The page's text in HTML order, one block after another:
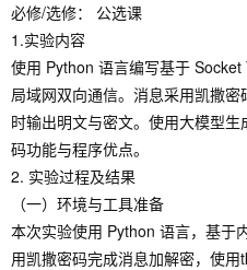
必修/选修： 公选课
1.实验内容
使用 Python 语言编写基于
局域网双向通信。消息采用凯撒
时输出明文与密文。使用大模型
码功能与程序优点。
2. 实验过程及结果
（一）环境与工具准备
本次实验使用 Python 语言，基于
用凯撒密码完成消息加解密，使